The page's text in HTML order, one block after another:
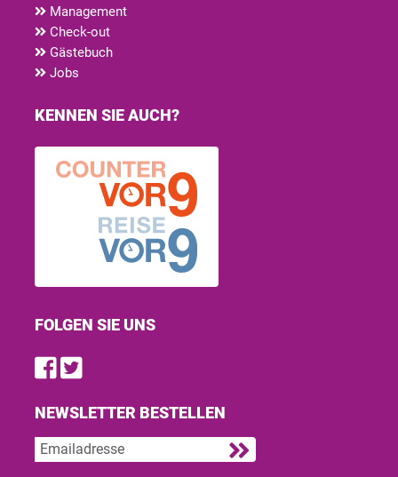
Management
Check-out
Gästebuch
Jobs
KENNEN SIE AUCH?
FOLGEN SIE UNS
Find us on Facebook
Follow us on Twitter
NEWSLETTER BESTELLEN